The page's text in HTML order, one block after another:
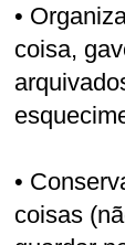
•
coisa,
•
coisas